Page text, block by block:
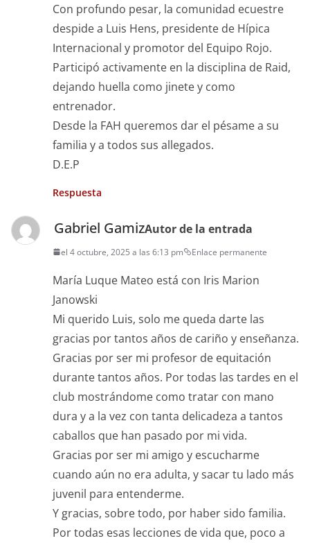
Con profundo pesar, la comunidad ecuestre
despide a Luis Hens, presidente de Hípica
Internacional y promotor del Equipo Rojo.
Participó activamente en la disciplina de Raid,
dejando huella como jinete y como
entrenador.
Desde la FAH queremos dar el pésame a su
familia y a todos sus allegados.
D.E.P
Respuesta
Gabriel GamizAutor de la entrada
el 4 octubre, 2025 a las 6:13 pm Enlace permanente
María Luque Mateo está con Iris Marion
Janowski
Mi querido Luis, solo me queda darte las
gracias por tantos años de cariño y enseñanza.
Gracias por ser mi profesor de equitación
durante tantos años. Por todas las tardes en el
club mostrándome como tratar con mano
dura y a la vez con tanta delicadeza a tantos
caballos que han pasado por mi vida.
Gracias por ser mi amigo y escucharme
cuando aún no era adulta, y sacar tu lado más
juvenil para entenderme.
Y gracias, sobre todo, por haber sido familia.
Por todas esas lecciones de vida que, poco a